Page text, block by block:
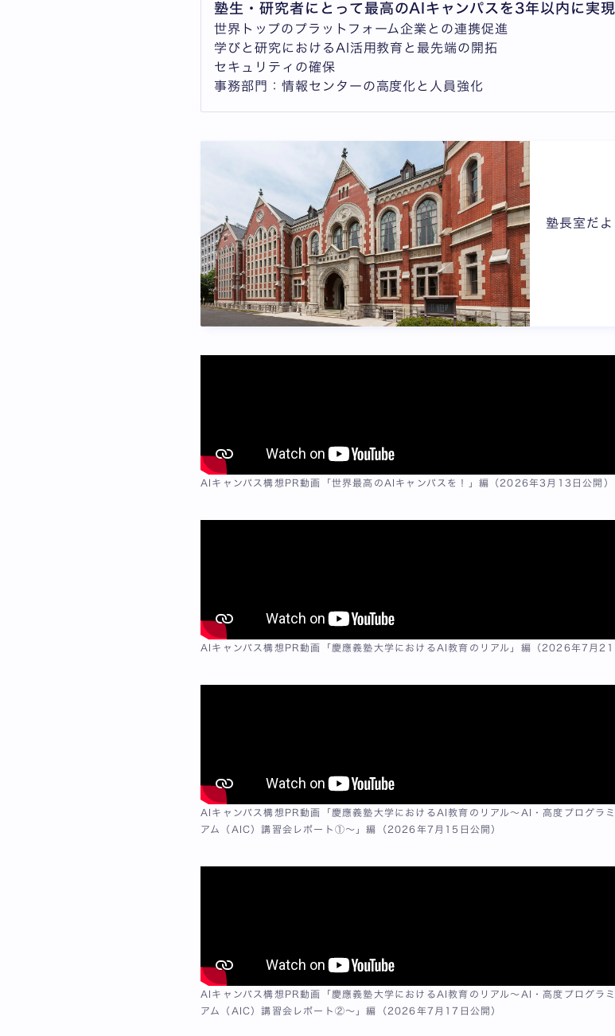
塾生・研究者にとって最高のAIキャンパスを3年以内に実
世界トップのプラットフォーム企業との連携促進
学びと研究におけるAI活用教育と最先端の開拓
セキュリティの確保
事務部門：情報センターの高度化と人員強化
塾長室だ
AIキャンパス構想PR動画「世界最高のAIキャンパスを！」編（2026年3月13日公開）
AIキャンパス構想PR動画「慶應義塾大学におけるAI教育のリアル」編（2026年7月21
AIキャンパス構想PR動画「慶應義塾大学におけるAI教育のリアル〜AI・高度プログラ
アム（AIC）講習会レポート①〜」編（2026年7月15日公開）
AIキャンパス構想PR動画「慶應義塾大学におけるAI教育のリアル〜AI・高度プログラ
アム（AIC）講習会レポート②〜」編（2026年7月17日公開）